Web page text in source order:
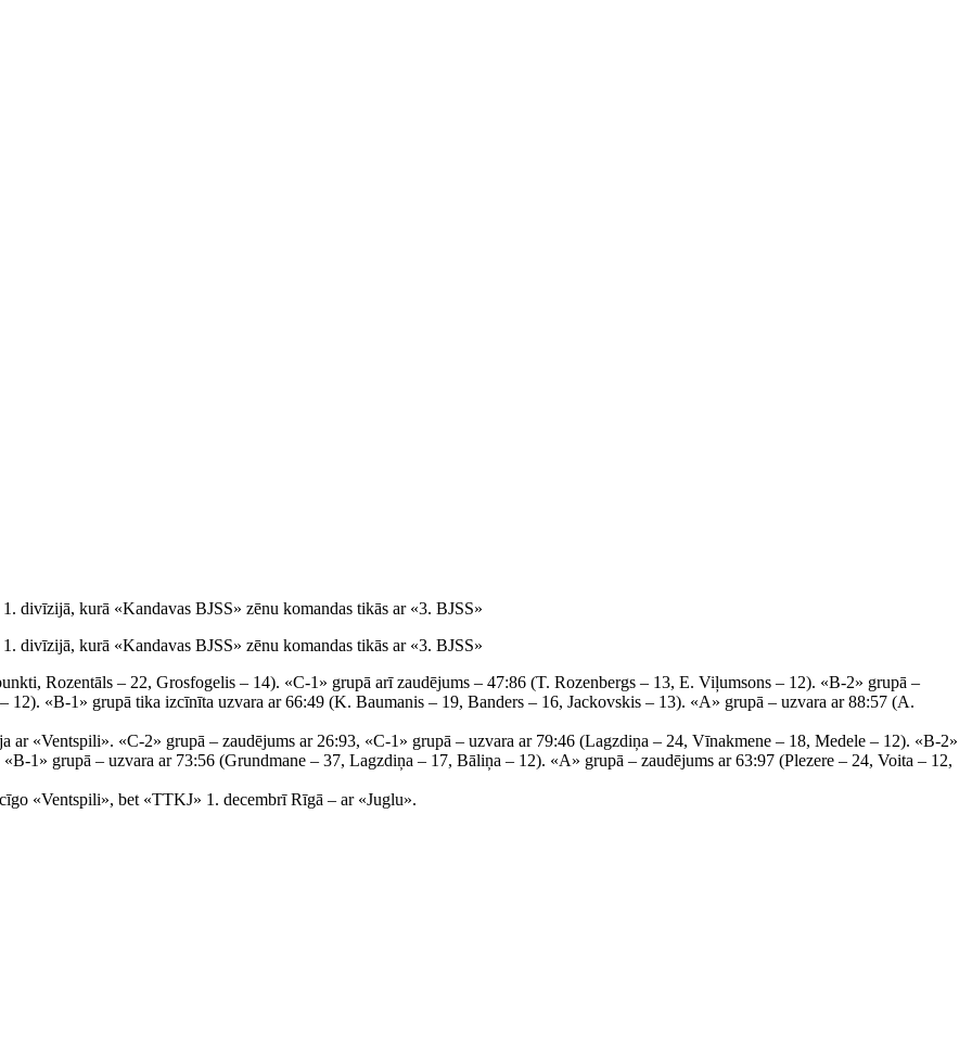
divīzijā, kurā «Kandavas BJSS» zēnu komandas tikās ar «3. BJSS»
divīzijā, kurā «Kandavas BJSS» zēnu komandas tikās ar «3. BJSS»
Rozentāls – 22, Grosfogelis – 14). «C-1» grupā arī zaudējums – 47:86 (T. Rozenbergs – 13, E. Viļumsons – 12). «B-2» grupā –
«B-1» grupā tika izcīnīta uzvara ar 66:49 (K. Baumanis – 19, Banders – 16, Jackovskis – 13). «A» grupā – uzvara ar 88:57 (A.
ar «Ventspili». «C-2» grupā – zaudējums ar 26:93, «C-1» grupā – uzvara ar 79:46 (Lagzdiņa – 24, Vīnakmene – 18, Medele – 12). «B-2»
1» grupā – uzvara ar 73:56 (Grundmane – 37, Lagzdiņa – 17, Bāliņa – 12). «A» grupā – zaudējums ar 63:97 (Plezere – 24, Voita – 12,
«Ventspili», bet «TTKJ» 1. decembrī Rīgā – ar «Juglu».